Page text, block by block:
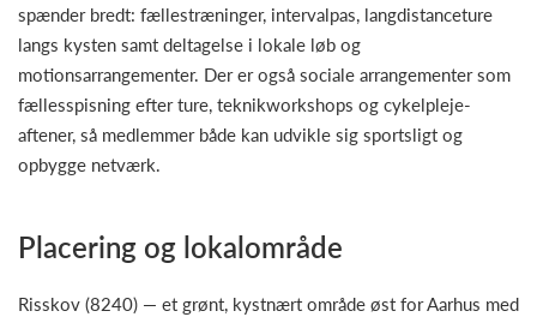
spænder bredt: fællestræninger, intervalpas, langdistanceture
langs kysten samt deltagelse i lokale løb og
motionsarrangementer. Der er også sociale arrangementer som
fællesspisning efter ture, teknikworkshops og cykelpleje-
aftener, så medlemmer både kan udvikle sig sportsligt og
opbygge netværk.
Placering og lokalområde
Risskov (8240) — et grønt, kystnært område øst for Aarhus med